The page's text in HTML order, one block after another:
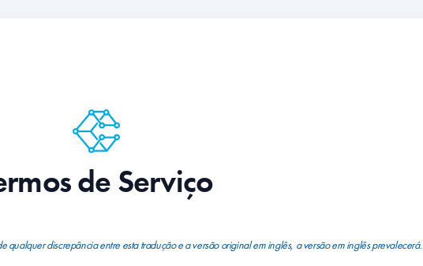
de Serviço
qualquer discrepância entre esta tradução e a versão original em inglês, a versão em inglês prevalecerá.